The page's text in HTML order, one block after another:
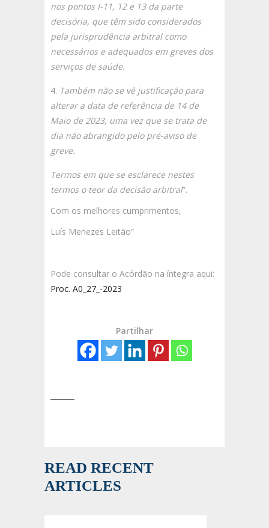
nos pontos I-11, 12 e 13 da parte
decisória, que têm sido considerados
pela jurisprudência arbitral como
necessários e adequados em greves dos
serviços de saúde.
Também não se vê justificação para
alterar a data de referência de 14 de
Maio de 2023, uma vez que se trata de
dia não abrangido pelo pré-aviso de
greve.
Termos em que se esclarece nestes
termos o teor da decisão arbitral”.
Com os melhores cumprimentos,
Luís Menezes Leitão”
Pode consultar o Acórdão na íntegra aqui:
Proc. A0_27_-2023
Partilhar
READ RECENT
ARTICLES